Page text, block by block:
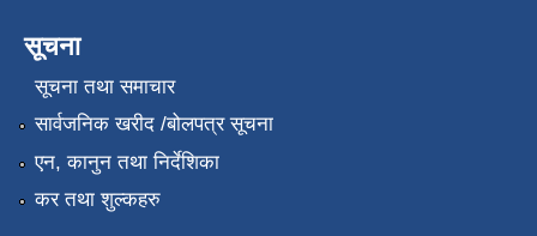
सूचना
सूचना तथा समाचार
सार्वजनिक खरीद /बोलपत्र सूचना
एन, कानुन तथा निर्देशिका
कर तथा शुल्कहरु